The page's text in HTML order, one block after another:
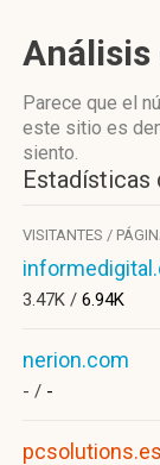
Parece que el
este sitio es
siento.
Estadísticas
VISITANTES /
3.47K / 6.94K
nerion.com
- / -
pcsolutions.es